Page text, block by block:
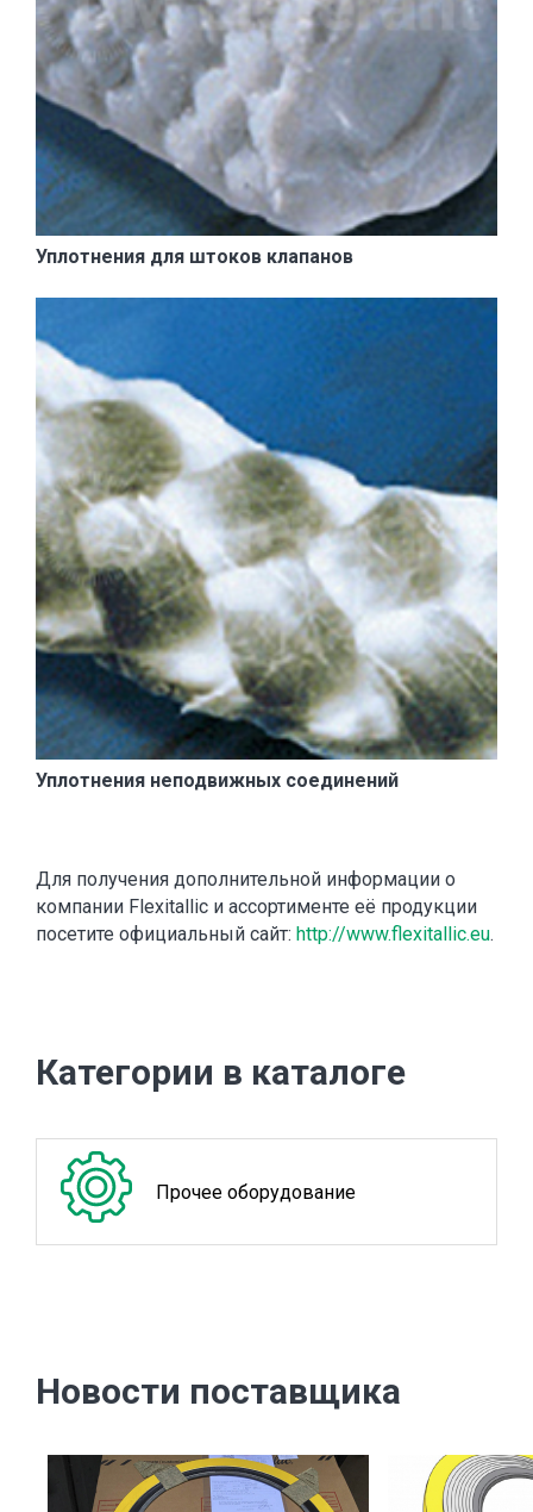
Уплотнения для штоков клапанов
Уплотнения неподвижных соединений
Для получения дополнительной информации о
компании Flexitallic и ассортименте её продукции
посетите официальный сайт: http://www.flexitallic.eu.
Категории в каталоге
Прочее оборудование
Новости поставщика